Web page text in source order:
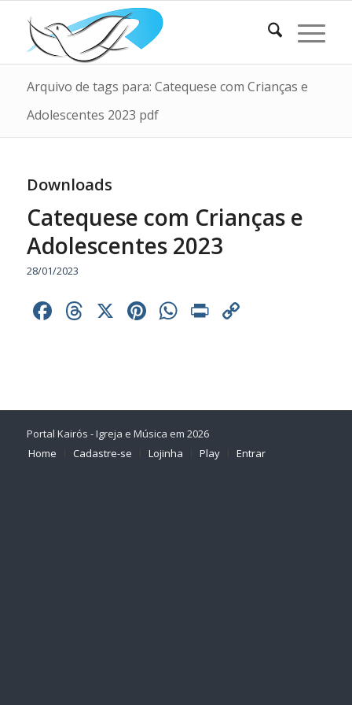
Arquivo de tags para: Catequese com Crianças e
Adolescentes 2023 pdf
Downloads
Catequese com Crianças e
Adolescentes 2023
28/01/2023
Facebook
Threads
X Pinterest
WhatsApp
Print
Portal Kairós - Igreja e Música em 2026
Home
Cadastre-se Lojinha Play Entrar